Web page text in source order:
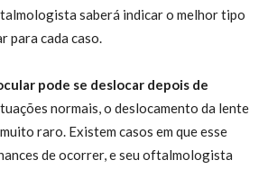
saberá indicar o melhor tipo
para cada caso.
pode se deslocar depois de
normais, o deslocamento da lente
raro. Existem casos em que esse
de ocorrer, e seu oftalmologista